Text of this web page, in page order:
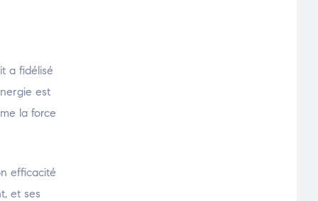
a fidélisé
est
la force
efficacité
et ses